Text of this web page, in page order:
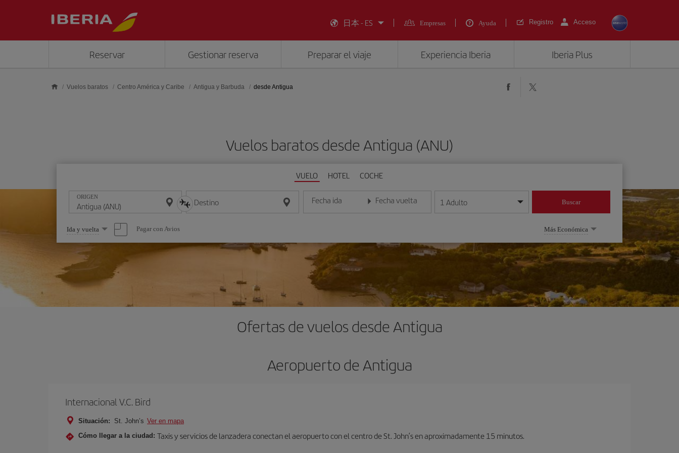
日本 - ES
Empresas Ayuda Registro Acceso
Reservar Gestionar reserva Preparar el viaje Experiencia Iberia Iberia Plus
Vuelos baratos Centro América y Caribe Antigua y Barbuda desde Antigua
Vuelos baratos desde Antigua (ANU)
VUELO HOTEL COCHE
ORIGEN Destino Fecha ida
Introduce la fecha en formato día/mes/año
Fecha vuelta
Introduce la fecha en formato día/mes/año
1 Adulto Buscar
Seleccione
una
opción
Ida y vuelta Pagar con Avios Más Económica
Ofertas de vuelos desde Antigua
Aeropuerto de Antigua
Internacional V.C. Bird
Situación: St. John’s Ver en mapa
Cómo llegar a la ciudad: Taxis y servicios de lanzadera conectan el aeropuerto con el centro de St. John’s en aproximadamente 15 minutos.